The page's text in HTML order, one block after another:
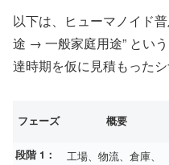
以下は、ヒューマノイド
途 → 一般家庭用途” とい
達時期を仮に見積もったシ
フェーズ 概要
段階 1：
工場、物流、倉庫、